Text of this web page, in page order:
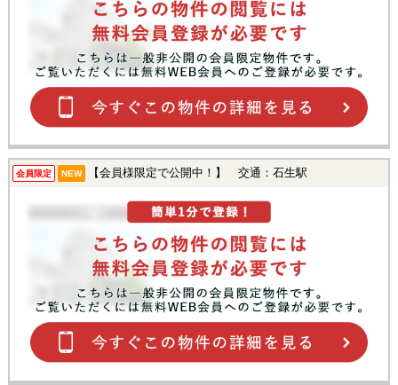
会員限定 NEW 【会員様限定で公開中！】 交通：石生駅